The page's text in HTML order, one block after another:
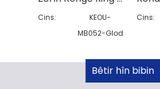
Bêtir hîn bibin
Cins:
KEOU-
MB052-Glod
Cins: